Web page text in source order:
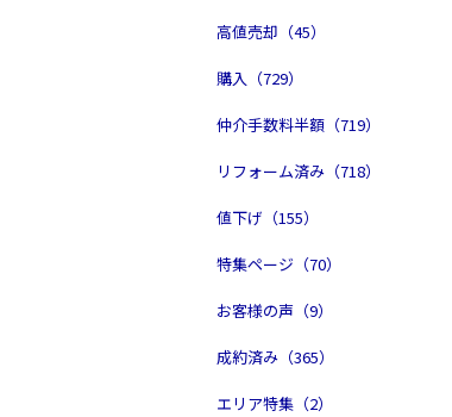
高値売却（45）
購入（729）
仲介手数料半額（719）
リフォーム済み（718）
値下げ（155）
特集ページ（70）
お客様の声（9）
成約済み（365）
エリア特集（2）